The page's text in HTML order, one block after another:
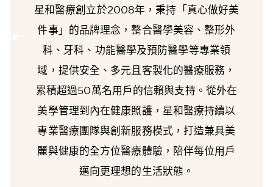
星和醫療創立於2008年，秉持「真心做好美
件事」的品牌理念，整合醫學美容、整形外
科、牙科、功能醫學及預防醫學等專業領
域，提供安全、多元且客製化的醫療服務，
累積超過50萬名用戶的信賴與支持。從外在
美學管理到內在健康照護，星和醫療持續以
專業醫療團隊與創新服務模式，打造兼具美
麗與健康的全方位醫療體驗，陪伴每位用戶
邁向更理想的生活狀態。